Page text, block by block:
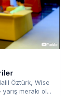
Öztürk, Wise
merakı ol...